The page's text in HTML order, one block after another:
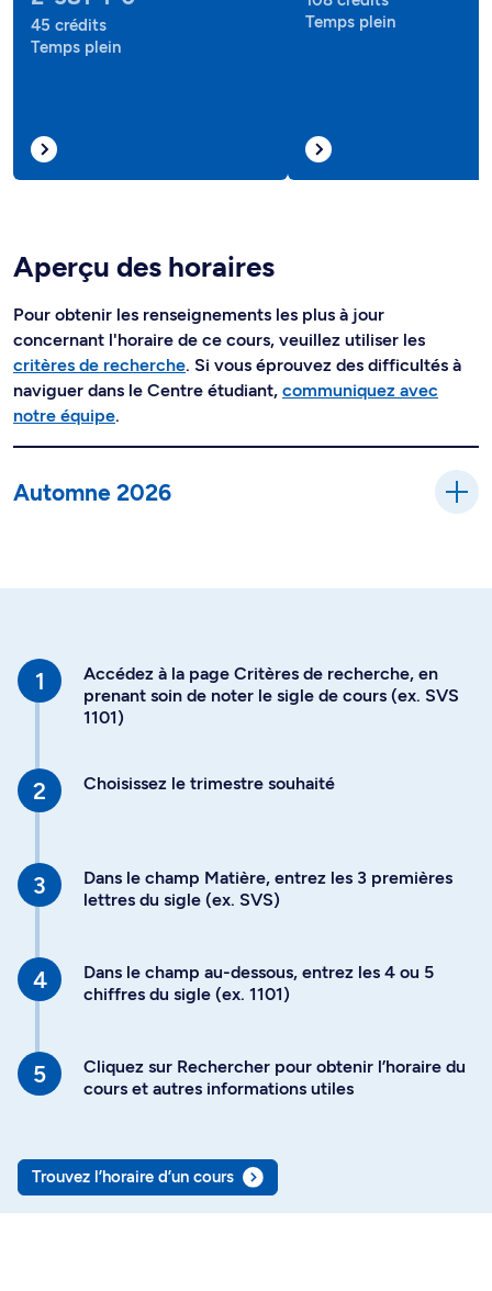
45 crédits
Temps plein
Temps plein
Aperçu des horaires
Pour obtenir les renseignements les plus à jour
concernant l'horaire de ce cours, veuillez utiliser les
critères de recherche. Si vous éprouvez des difficultés à
naviguer dans le Centre étudiant, communiquez avec
notre équipe.
Automne 2026
Accédez à la page Critères de recherche, en
prenant soin de noter le sigle de cours (ex. SVS
1101)
Choisissez le trimestre souhaité
Dans le champ Matière, entrez les 3 premières
lettres du sigle (ex. SVS)
Dans le champ au-dessous, entrez les 4 ou 5
chiffres du sigle (ex. 1101)
Cliquez sur Rechercher pour obtenir l’horaire du
cours et autres informations utiles
Trouvez l’horaire d’un cours